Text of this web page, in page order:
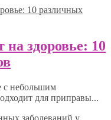
на здоровье: 10
с небольшим
для приправы...